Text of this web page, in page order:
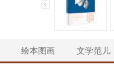
￥
绘本图画 文学范儿